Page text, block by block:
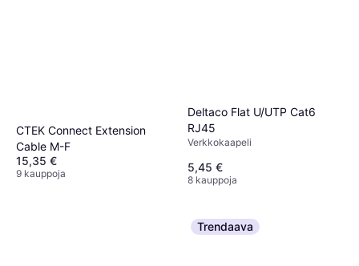
CTEK Connect Extension
Cable M-F
15,35 €
9 kauppoja
Deltaco Flat U/UTP Cat6
RJ45
Verkkokaapeli
5,45 €
8 kauppoja
Trendaava